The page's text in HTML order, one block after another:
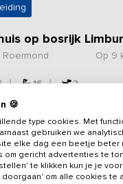
op bosrijk
Op 9
Roermond
16 2
🍪
type cookies. Met
gebruiken we
elke dag een beetje beter
om gericht advertenties te
te klikken kun je je
doorgaan' om alle cookies te